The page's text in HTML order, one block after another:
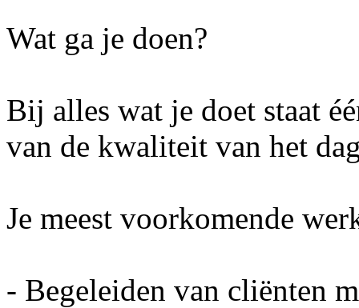
Wat ga je doen?
Bij alles wat je doet staat
van de kwaliteit van het
Je meest voorkomende
- Begeleiden van cliënten